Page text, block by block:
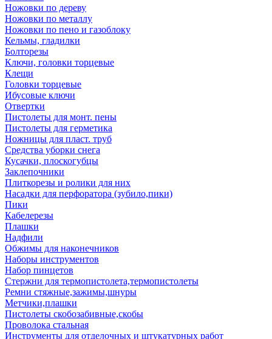
Ножовки по дереву
Ножовки по металлу
Ножовки по пено и газоблоку
Кельмы, гладилки
Болторезы
Ключи, головки торцевые
Клещи
Головки торцевые
Ибусовые ключи
Отвертки
Пистолеты для монт. пены
Пистолеты для герметика
Ножницы для пласт. труб
Средства уборки снега
Кусачки, плоскогубцы
Заклепочники
Плиткорезы и ролики для них
Насадки для перфоратора (зубило,пики)
Пики
Кабелерезы
Плашки
Надфили
Обжимы для наконечников
Наборы инструментов
Набор пинцетов
Стержни для термопистолета,термопистолеты
Ремни стяжные,зажимы,шнуры
Метчики,плашки
Пистолеты скобозабивные,скобы
Проволока стальная
Инструменты для отделочных и штукатурных работ